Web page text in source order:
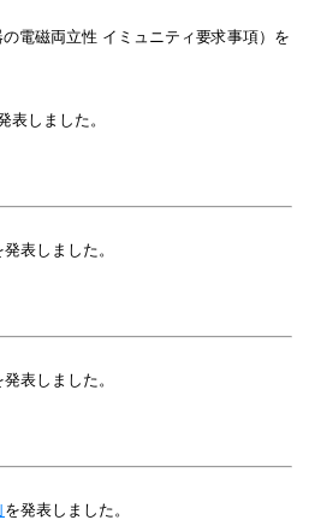
の電磁両立性 イミュニティ要求事項）を
表しました。
発表しました。
発表しました。
を発表しました。